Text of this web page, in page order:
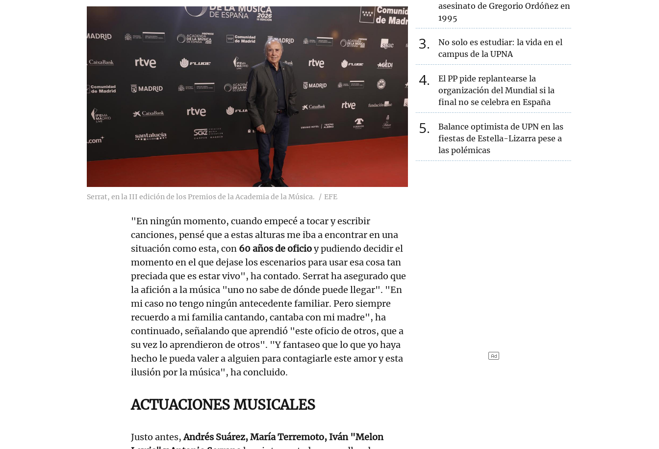
Serrat, en la III edición de los Premios de la Academia de la Música. EFE
"En ningún momento, cuando empecé a tocar y escribir
canciones, pensé que a estas alturas me iba a encontrar en una
situación como esta, con 60 años de oficioy pudiendo decidir el
momento en el que dejase los escenarios para usar esa cosa tan
preciada que es estar vivo", ha contado. Serrat ha asegurado que
la afición a la música "uno no sabe de dónde puede llegar". "En
mi caso no tengo ningún antecedente familiar. Pero siempre
recuerdo a mi familia cantando, cantaba con mi madre", ha
continuado, señalando que aprendió "este oficio de otros, que a
su vez lo aprendieron de otros". "Y fantaseo que lo que yo haya
hecho le pueda valer a alguien para contagiarle este amor y esta
ilusión por la música", ha concluido.
ACTUACIONES MUSICALES
Justo antes,Andrés Suárez, María Terremoto, Iván "Melon
asesinato de Gregorio Ordóñez en
1995
3
No solo es estudiar: la vida en el
campus de la UPNA
4
El PP pide replantearse la
organización del Mundial si la
final no se celebra en España
5
Balance optimista de UPN en las
fiestas de Estella-Lizarra pese a
las polémicas